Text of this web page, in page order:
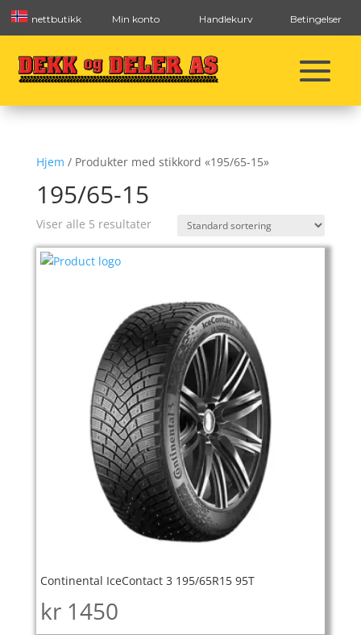
nettbutikk Min konto Handlekurv Betingelser
Hjem / Produkter med stikkord «195/65-15»
195/65-15
Viser alle 5 resultater
Continental IceContact 3 195/65R15 95T
kr 1450